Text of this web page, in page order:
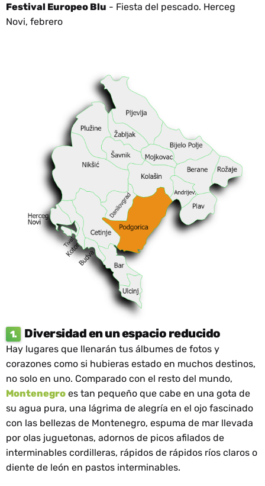
Festival Europeo Blu - Fiesta del pescado. Herceg
Novi, febrero
1. Diversidad en un espacio reducido
Hay lugares que llenarán tus álbumes de fotos y
corazones como si hubieras estado en muchos destinos,
no solo en uno. Comparado con el resto del mundo,
Montenegro es tan pequeño que cabe en una gota de
su agua pura, una lágrima de alegría en el ojo fascinado
con las bellezas de Montenegro, espuma de mar llevada
por olas juguetonas, adornos de picos afilados de
interminables cordilleras, rápidos de rápidos ríos claros o
diente de león en pastos interminables.